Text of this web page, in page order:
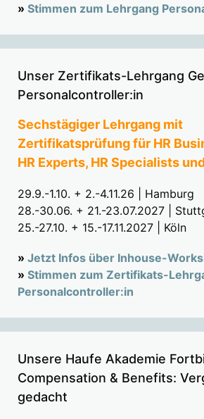
» Stimmen zum Lehrgang
Unser Zertifikats-Lehrgang
Personalcontroller:in
Sechstägiger Lehrgang mit
Zertifikatsprüfung für HR
HR Experts, HR Specialists
29.9.-1.10. + 2.-4.11.26 | Hamburg
28.-30.06. + 21.-23.07.2027 |
25.-27.10. + 15.-17.11.2027 | Köln
» Jetzt Infos über Inhouse-
» Stimmen zum Zertifikats-
Personalcontroller:in
Unsere Haufe Akademie
Compensation & Benefits:
gedacht